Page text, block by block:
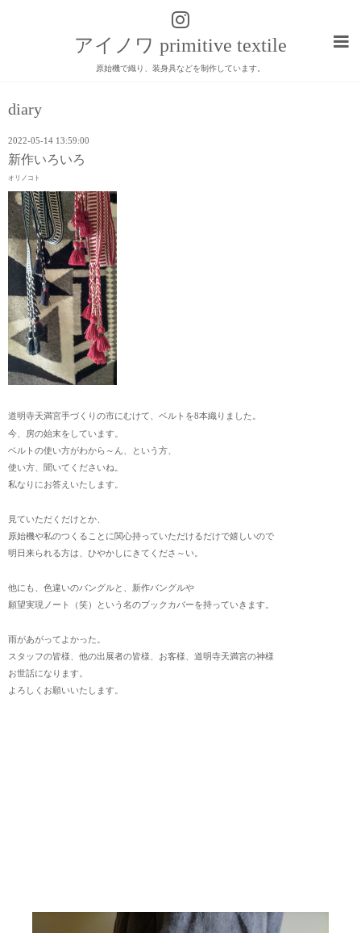
アイノワ primitive textile
原始機で織り、装身具などを制作しています。
diary
2022-05-14 13:59:00
新作いろいろ
オリノコト
道明寺天満宮手づくりの市にむけて、ベルトを8本織りました。
今、房の始末をしています。
ベルトの使い方がわから～ん、という方、
使い方、聞いてくださいね。
私なりにお答えいたします。
見ていただくだけとか、
原始機や私のつくることに関心持っていただけるだけで嬉しいので
明日来られる方は、ひやかしにきてくださ～い。
他にも、色違いのバングルと、新作バングルや
願望実現ノート（笑）という名のブックカバーを持っていきます。
雨があがってよかった。
スタッフの皆様、他の出展者の皆様、お客様、道明寺天満宮の神様
お世話になります。
よろしくお願いいたします。